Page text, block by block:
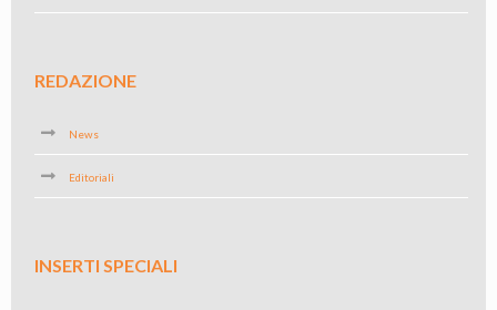
REDAZIONE
News
Editoriali
INSERTI SPECIALI